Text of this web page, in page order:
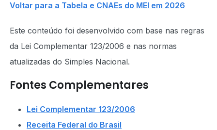
Voltar para a Tabela e CNAEs do MEI em 2026
Este conteúdo foi desenvolvido com base nas regras
da Lei Complementar 123/2006 e nas normas
atualizadas do Simples Nacional.
Fontes Complementares
Lei Complementar 123/2006
Receita Federal do Brasil